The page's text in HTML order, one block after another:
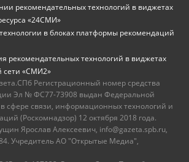
рекомендательных технологий в виджетах
«24СМИ»
в блоках платформы рекомендаций
рекомендательных технологий в виджетах
сети «СМИ2»
Регистрационный номер средства
Эл № ФС77-73908 выдан Федеральной
сфере связи, информационных технологий и
(Роскомнадзор) 12 октября 2018 года.
Ярослав Алексеевич, info@gazeta.spb.ru,
Учредитель АО "Открытые Медиа",